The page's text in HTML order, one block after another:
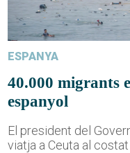
ESPANYA
40.000 migrants
espanyol
El president del
viatja a Ceuta al